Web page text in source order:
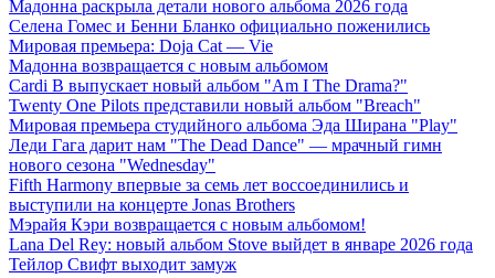
Мадонна раскрыла детали нового альбома 2026 года
Селена Гомес и Бенни Бланко официально поженились
Мировая премьера: Doja Cat — Vie
Мадонна возвращается с новым альбомом
Cardi B выпускает новый альбом "Am I The Drama?"
Twenty One Pilots представили новый альбом "Breach"
Мировая премьера студийного альбома Эда Ширана "Play"
Леди Гага дарит нам "The Dead Dance" — мрачный гимн
нового сезона "Wednesday"
Fifth Harmony впервые за семь лет воссоединились и
выступили на концерте Jonas Brothers
Мэрайя Кэри возвращается с новым альбомом!
Lana Del Rey: новый альбом Stove выйдет в январе 2026 года
Тейлор Свифт выходит замуж